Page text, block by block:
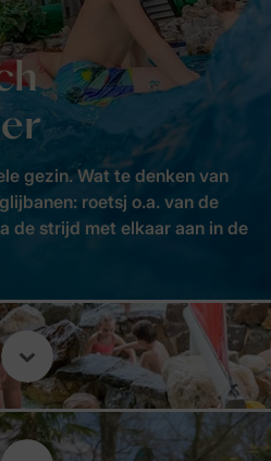
gezin. Wat te denken van
roetsj o.a. van de
de strijd met elkaar aan in de